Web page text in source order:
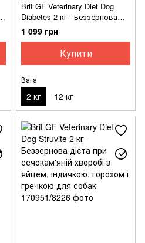
Brit GF Veterinary Diet Dog
Diabetes 2 кг - Беззернова
дієта при цукровому діабеті з
індичкою та горохом для
1 099 грн
Купити
Вага
2 кг 12 кг